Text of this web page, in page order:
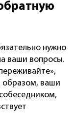
нужно
ваши вопросы.
образом, ваши